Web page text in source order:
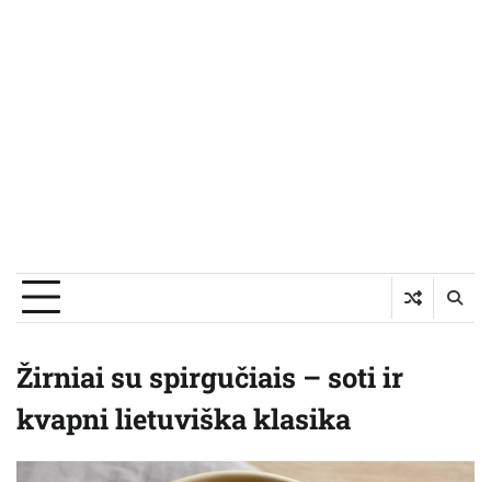
Žirniai su spirgučiais – soti ir
kvapni lietuviška klasika